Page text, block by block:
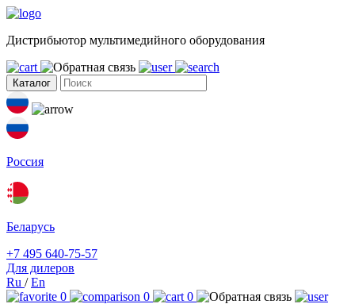
Дистрибьютор мультимедийного оборудования
Каталог
Россия
Беларусь
+7 495 640-75-57
Для дилеров
Ru /En
0
0 0